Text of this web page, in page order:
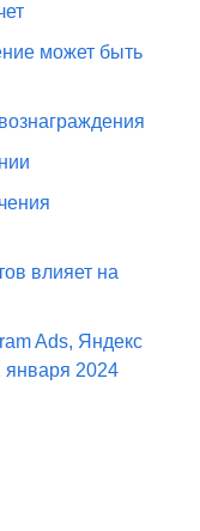
может быть
влияет на
Ads, Яндекс
января 2024